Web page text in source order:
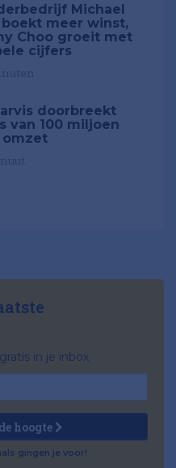
Michael
boekt meer winst,
Choo groeit met
cijfers
doorbreekt
van 100 miljoen
omzet
in je inbox
hoogte
gingen je voor!